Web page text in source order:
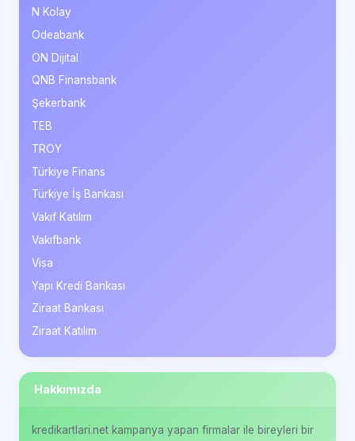
N Kolay
Odeabank
ON Dijital
QNB Finansbank
Şekerbank
TEB
TROY
Türkiye Finans
Türkiye İş Bankası
Vakıf Katılım
Vakıfbank
Visa
Yapı Kredi Bankası
Ziraat Bankası
Ziraat Katılım
Hakkımızda
kredikartlari.net kampanya yapan firmalar ile bireyleri bir